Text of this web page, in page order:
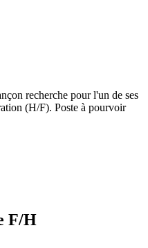
recherche pour l'un de ses
(H/F). Poste à pourvoir
F/H